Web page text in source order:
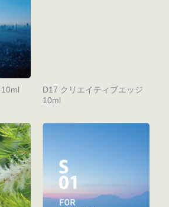
D17 クリエイティブエッジ
10ml